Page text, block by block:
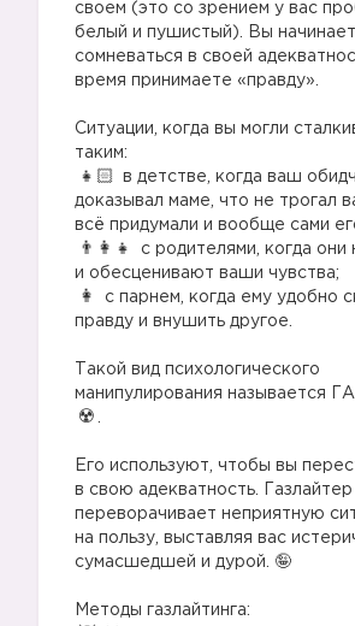
своем (это со зрением у вас
белый и пушистый). Вы
сомневаться в своей
время принимаете «правду».
Ситуации, когда вы могли
таким:⠀
в детстве, когда ваш
доказывал маме, что не трогал
всё придумали и вообще сами
с родителями, когда они
и обесценивают ваши чувства;⠀
с парнем, когда ему удобно
правду и внушить другое.
Такой вид психологического
манипулирования называется
Его используют, чтобы вы
в свою адекватность. Газлайтер
переворачивает неприятную
на пользу, выставляя вас
сумасшедшей и дурой. 🤪
Методы газлайтинга:⠀